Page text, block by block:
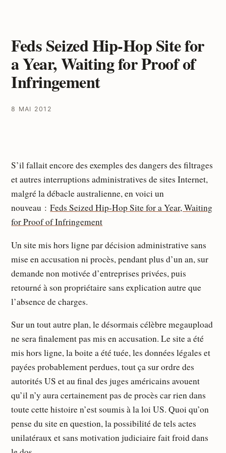
Feds Seized Hip-Hop Site for
a Year, Waiting for Proof of
Infringement
8 MAI 2012
S’il fallait encore des exemples des dangers des filtrages
et autres interruptions administratives de sites Internet,
malgré la débacle australienne, en voici un
nouveau :Feds Seized Hip-Hop Site for a Year, Waiting
for Proof of Infringement
Un site mis hors ligne par décision administrative sans
mise en accusation ni procès, pendant plus d’un an, sur
demande non motivée d’entreprises privées, puis
retourné à son propriétaire sans explication autre que
l’absence de charges.
Sur un tout autre plan, le désormais célèbre megaupload
ne sera finalement pas mis en accusation. Le site a été
mis hors ligne, la boite a été tuée, les données légales et
payées probablement perdues, tout ça sur ordre des
autorités US et au final des juges américains avouent
qu’il n’y aura certainement pas de procès car rien dans
toute cette histoire n’est soumis à la loi US. Quoi qu’on
pense du site en question, la possibilité de tels actes
unilatéraux et sans motivation judiciaire fait froid dans